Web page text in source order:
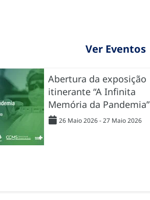
Ver Eventos
Abertura da exposição
itinerante “A Infinita
Memória da Pandemia”
26 Maio 2026 - 27 Maio 2026